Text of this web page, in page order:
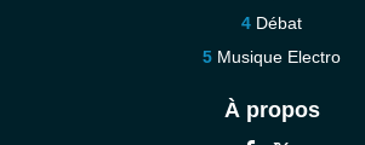
Débat
Musique Electro
À propos